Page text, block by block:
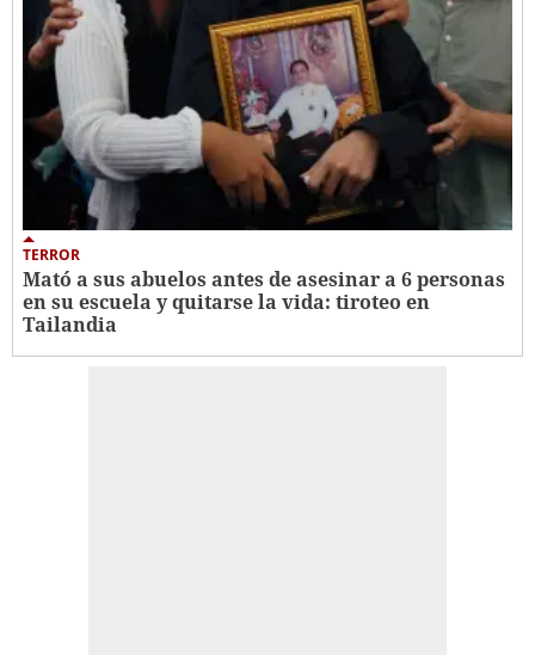
TERROR
Mató a sus abuelos antes de asesinar a 6 personas
en su escuela y quitarse la vida: tiroteo en
Tailandia